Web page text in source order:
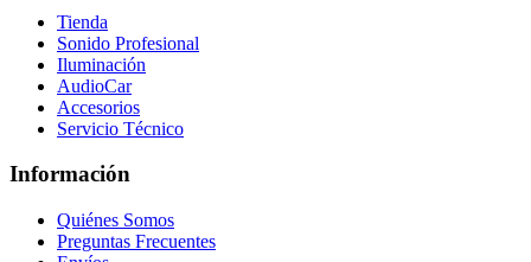
Tienda
Sonido Profesional
Iluminación
AudioCar
Accesorios
Servicio Técnico
Información
Quiénes Somos
Preguntas Frecuentes